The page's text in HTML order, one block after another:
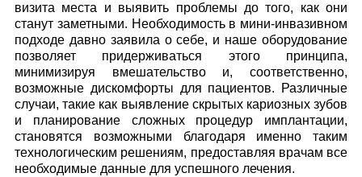
визита места и выявить проблемы до того, как они
станут заметными. Необходимость в мини-инвазивном
подходе давно заявила о себе, и наше оборудование
позволяет придерживаться этого принципа,
минимизируя вмешательство и, соответственно,
возможные дискомфорты для пациентов. Различные
случаи, такие как выявление скрытых кариозных зубов
и планирование сложных процедур имплантации,
становятся возможными благодаря именно таким
технологическим решениям, предоставляя врачам все
необходимые данные для успешного лечения.